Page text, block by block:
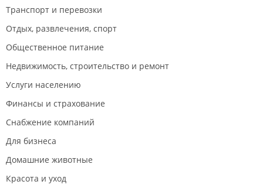
Транспорт и перевозки
Отдых, развлечения, спорт
Общественное питание
Недвижимость, строительство и ремонт
Услуги населению
Финансы и страхование
Снабжение компаний
Для бизнеса
Домашние животные
Красота и уход